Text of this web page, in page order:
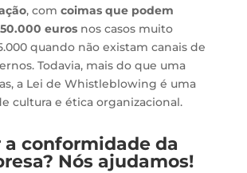
, com coimas que podem
eurosnos casos muito
quando não existam canais de
Todavia, mais do que uma
a Lei de Whistleblowing é uma
cultura e ética organizacional.
a conformidade da
Nós ajudamos!